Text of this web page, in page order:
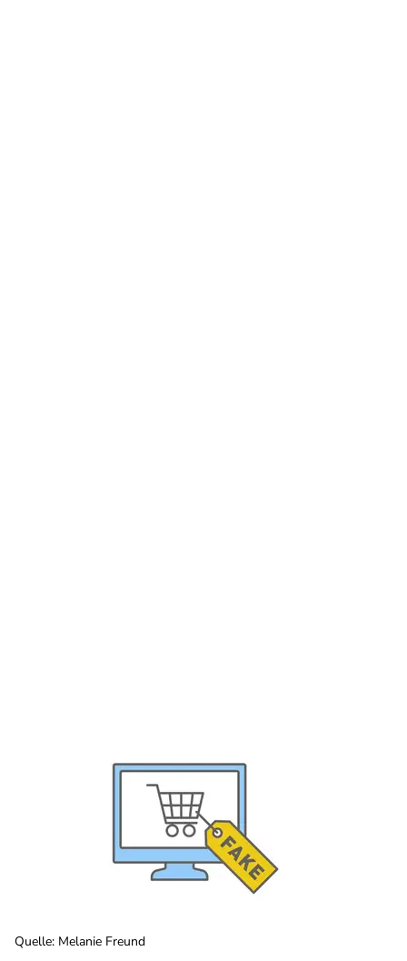
Quelle: Melanie Freund